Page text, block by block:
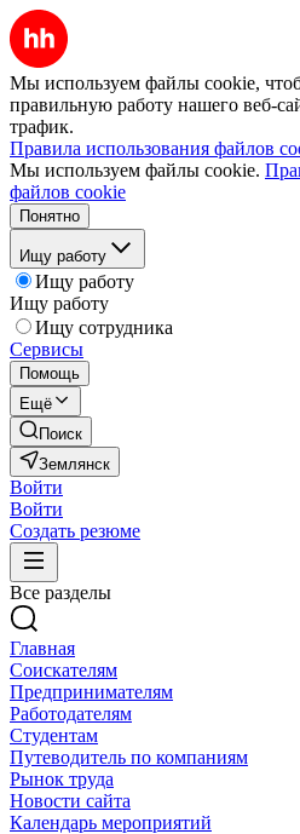
Мы используем файлы cookie,
правильную работу нашего веб-
трафик.
Правила использования файлов
Мы используем файлы cookie.
файлов cookie
Понятно
Ищу работу
Ищу работу
Ищу работу
Ищу сотрудника
Сервисы
Помощь
Ещё
Поиск
Землянск
Войти
Войти
Создать резюме
Все разделы
Главная
Соискателям
Предпринимателям
Работодателям
Студентам
Путеводитель по компаниям
Рынок труда
Новости сайта
Календарь мероприятий